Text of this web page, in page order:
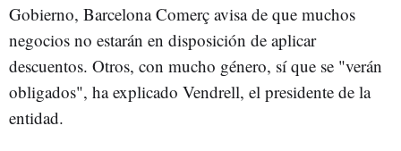
Gobierno, Barcelona Comerç avisa de que muchos
negocios no estarán en disposición de aplicar
descuentos. Otros, con mucho género, sí que se "verán
obligados", ha explicado Vendrell, el presidente de la
entidad.